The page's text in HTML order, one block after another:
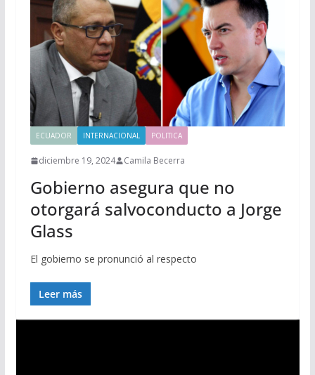
ECUADOR INTERNACIONAL POLITICA
diciembre 19, 2024 Camila Becerra
Gobierno asegura que no
otorgará salvoconducto a Jorge
Glass
El gobierno se pronunció al respecto
Leer más